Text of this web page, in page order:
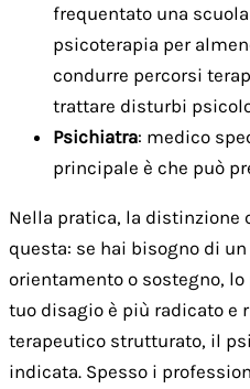
frequentato una
psicoterapia per
condurre percorsi
trattare disturbi
Psichiatra: medico
principale è che può
Nella pratica, la distinzione
questa: se hai bisogno di
orientamento o sostegno, lo
tuo disagio è più radicato e
terapeutico strutturato, il
indicata. Spesso i